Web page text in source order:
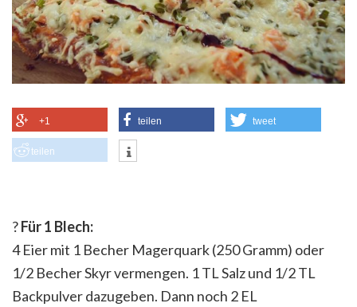
+1 teilen tweet
teilen
?Für 1 Blech:
4 Eier mit 1 Becher Magerquark (250 Gramm) oder
1/2 Becher Skyr vermengen. 1 TL Salz und 1/2 TL
Backpulver dazugeben. Dann noch 2 EL